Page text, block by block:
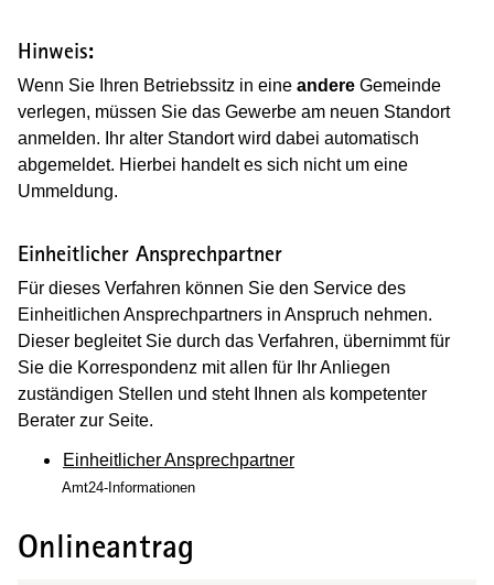
Hinweis:
Wenn Sie Ihren Betriebssitz in eine andere Gemeinde
verlegen, müssen Sie das Gewerbe am neuen Standort
anmelden. Ihr alter Standort wird dabei automatisch
abgemeldet. Hierbei handelt es sich nicht um eine
Ummeldung.
Einheitlicher Ansprechpartner
Für dieses Verfahren können Sie den Service des
Einheitlichen Ansprechpartners in Anspruch nehmen.
Dieser begleitet Sie durch das Verfahren, übernimmt für
Sie die Korrespondenz mit allen für Ihr Anliegen
zuständigen Stellen und steht Ihnen als kompetenter
Berater zur Seite.
Einheitlicher Ansprechpartner
Amt24-Informationen
Onlineantrag